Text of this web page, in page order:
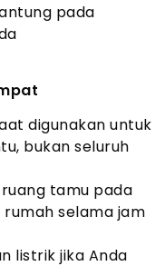
pada
digunakan untuk
bukan seluruh
tamu pada
selama jam
listrik jika Anda